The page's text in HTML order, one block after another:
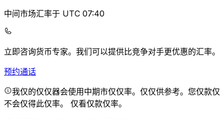
中间市场汇率于 UTC 07:40
立即咨询货币专家。 我们可以提供比竞争对手更优惠的汇率。
预约通话
我仅的仅仅器会使用中期市仅仅率。仅仅供参考。您仅款仅
不会仅得此仅率。 仅看仅款仅率。